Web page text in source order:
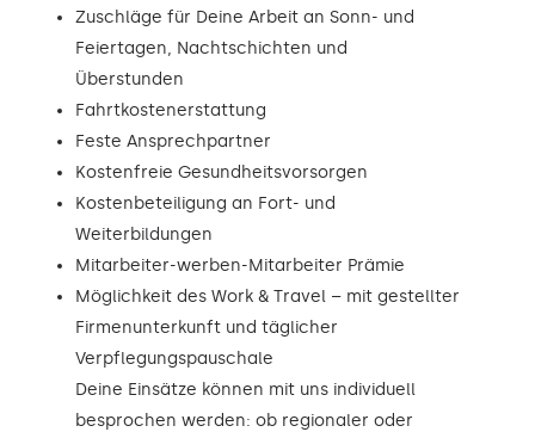
Zuschläge für Deine Arbeit an Sonn- und
Feiertagen, Nachtschichten und
Überstunden
Fahrtkostenerstattung
Feste Ansprechpartner
Kostenfreie Gesundheitsvorsorgen
Kostenbeteiligung an Fort- und
Weiterbildungen
Mitarbeiter-werben-Mitarbeiter Prämie
Möglichkeit des Work & Travel – mit gestellter
Firmenunterkunft und täglicher
Verpflegungspauschale
Deine Einsätze können mit uns individuell
besprochen werden: ob regionaler oder